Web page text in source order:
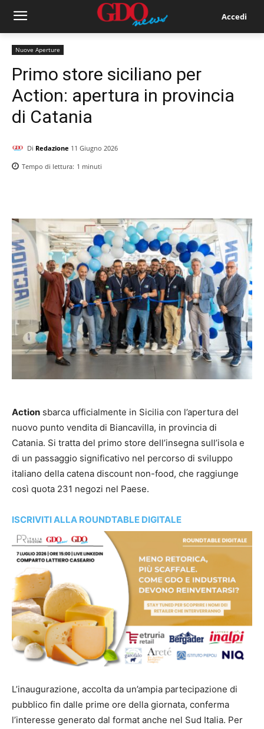
Accedi
Nuove Aperture
Primo store siciliano per
Action: apertura in provincia
di Catania
Di Redazione 11 Giugno 2026
Tempo di lettura: 1 minuti
Action sbarca ufficialmente in Sicilia con l’apertura del
nuovo punto vendita di Biancavilla, in provincia di
Catania. Si tratta del primo store dell’insegna sull’isola e
di un passaggio significativo nel percorso di sviluppo
italiano della catena discount non-food, che raggiunge
così quota 231 negozi nel Paese.
ISCRIVITI ALLA ROUNDTABLE DIGITALE
L’inaugurazione, accolta da un’ampia partecipazione di
pubblico fin dalle prime ore della giornata, conferma
l’interesse generato dal format anche nel Sud Italia. Per